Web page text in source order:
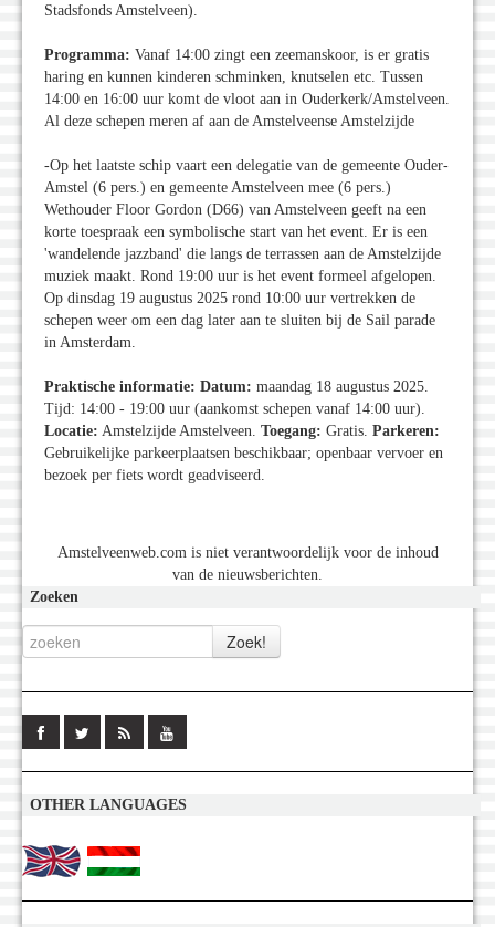
Stadsfonds Amstelveen).
Programma: Vanaf 14:00 zingt een zeemanskoor, is er gratis
haring en kunnen kinderen schminken, knutselen etc. Tussen
14:00 en 16:00 uur komt de vloot aan in Ouderkerk/Amstelveen.
Al deze schepen meren af aan de Amstelveense Amstelzijde
-Op het laatste schip vaart een delegatie van de gemeente Ouder-
Amstel (6 pers.) en gemeente Amstelveen mee (6 pers.)
Wethouder Floor Gordon (D66) van Amstelveen geeft na een
korte toespraak een symbolische start van het event. Er is een
'wandelende jazzband' die langs de terrassen aan de Amstelzijde
muziek maakt. Rond 19:00 uur is het event formeel afgelopen.
Op dinsdag 19 augustus 2025 rond 10:00 uur vertrekken de
schepen weer om een dag later aan te sluiten bij de Sail parade
in Amsterdam.
Praktische informatie: Datum: maandag 18 augustus 2025.
Tijd: 14:00 - 19:00 uur (aankomst schepen vanaf 14:00 uur).
Locatie: Amstelzijde Amstelveen. Toegang: Gratis. Parkeren:
Gebruikelijke parkeerplaatsen beschikbaar; openbaar vervoer en
bezoek per fiets wordt geadviseerd.
Amstelveenweb.com is niet verantwoordelijk voor de inhoud
van de nieuwsberichten.
Zoeken
OTHER LANGUAGES